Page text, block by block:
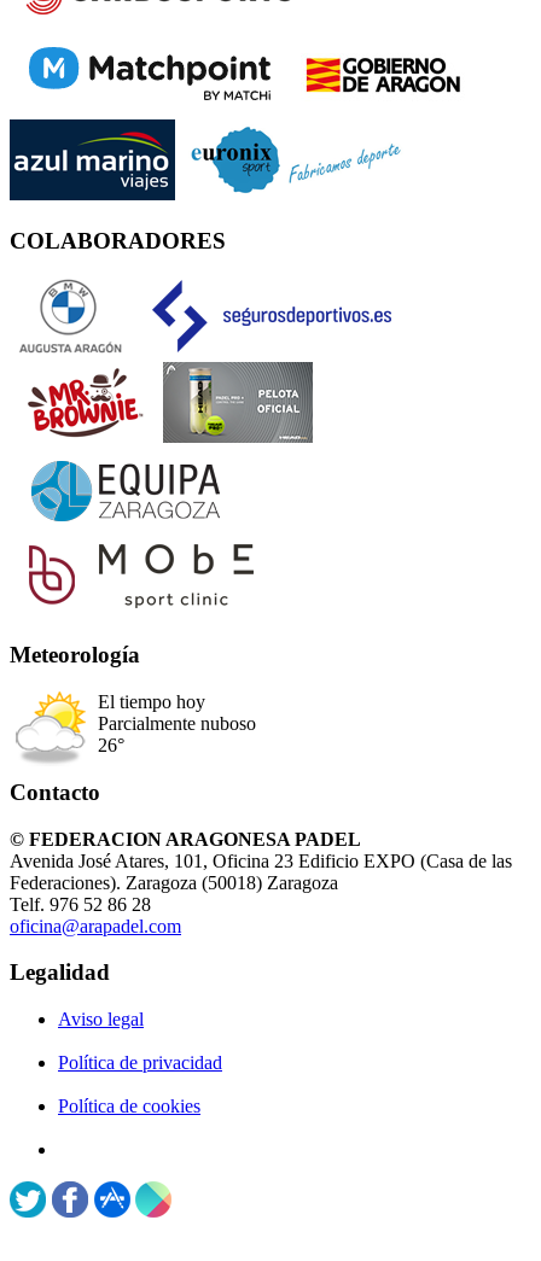
COLABORADORES
Meteorología
El tiempo hoy
Parcialmente nuboso
26°
Contacto
© FEDERACION ARAGONESA PADEL
Avenida José Atares, 101, Oficina 23 Edificio EXPO (Casa de las
Federaciones). Zaragoza (50018) Zaragoza
Telf. 976 52 86 28
oficina@arapadel.com
Legalidad
Aviso legal
Política de privacidad
Política de cookies